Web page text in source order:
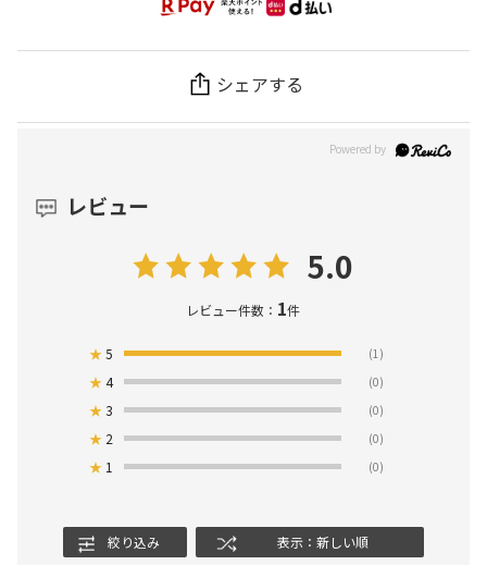
シェアする
レビュー
5.0
レビュー件数： 1件
★5 (1)
★4 (0)
★3 (0)
★ 2 (0)
★ 1 (0)
絞り込み 表示：新しい順